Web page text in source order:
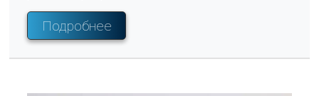
конкретными военными стандартами. Эти
разъемы специально созданы для работы в
суровых и сложных условиях, обеспечивая
бесперебойную электрическую связь.
Подробнее